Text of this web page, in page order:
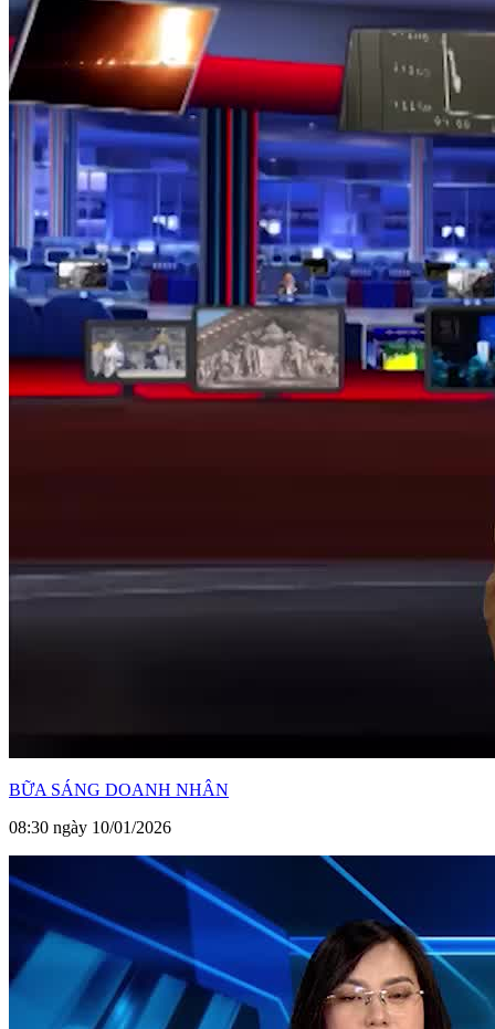
BỮA SÁNG DOANH NHÂN
08:30 ngày 10/01/2026